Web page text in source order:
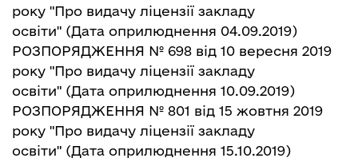
року "Про видачу ліцензії закладу
освіти" (Дата оприлюднення 04.09.2019)
РОЗПОРЯДЖЕННЯ № 698 від 10 вересня 2019
року "Про видачу ліцензії закладу
освіти" (Дата оприлюднення 10.09.2019)
РОЗПОРЯДЖЕННЯ № 801 від 15 жовтня 2019
року "Про видачу ліцензії закладу
освіти" (Дата оприлюднення 15.10.2019)